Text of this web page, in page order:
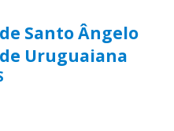
Santo Ângelo
Uruguaiana